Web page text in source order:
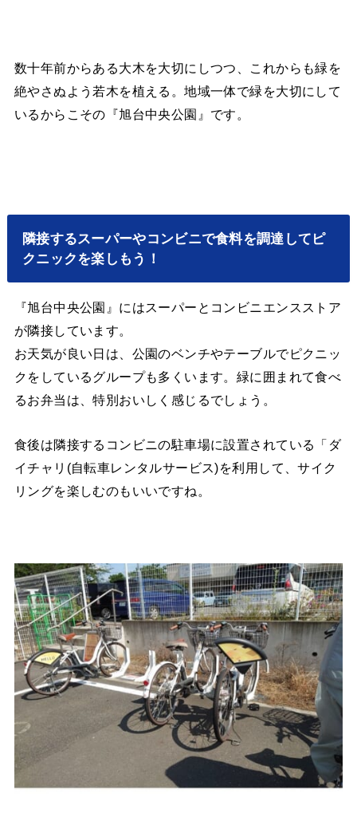
数十年前からある大木を大切にしつつ、これからも緑を
絶やさぬよう若木を植える。地域一体で緑を大切にして
いるからこその『旭台中央公園』です。
隣接するスーパーやコンビニで食料を調達してピ
クニックを楽しもう！
『旭台中央公園』にはスーパーとコンビニエンスストア
が隣接しています。
お天気が良い日は、公園のベンチやテーブルでピクニッ
クをしているグループも多くいます。緑に囲まれて食べ
るお弁当は、特別おいしく感じるでしょう。
食後は隣接するコンビニの駐車場に設置されている「ダ
イチャリ(自転車レンタルサービス)を利用して、サイク
リングを楽しむのもいいですね。